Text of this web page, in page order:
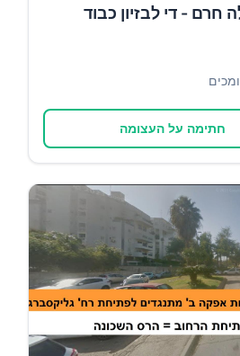
חרם - די לבזיון כבוד
חתימה על העצומה